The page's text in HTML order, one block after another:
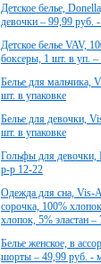
Детское белье,
девочки – 99,99 руб.
Детское белье VAV,
боксеры, 1 шт. в уп. –
Белье для мальчика,
шт. в упаковке
Белье для девочки,
шт. в упаковке
Гольфы для девочки,
р-р 12-22
Одежда для сна, Vis-
сорочка, 100%
хлопок, 5% эластан –
Белье женское, в
шорты – 49,99 руб. -